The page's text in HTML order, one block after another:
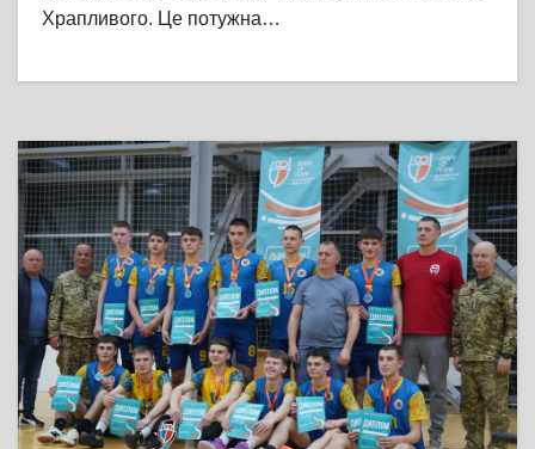
Храпливого. Це потужна…